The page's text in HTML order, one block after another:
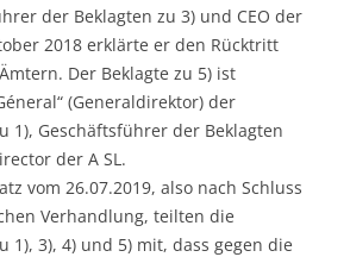
der Beklagten zu 3) und CEO der
2018 erklärte er den Rücktritt
Der Beklagte zu 5) ist
(Generaldirektor) der
1), Geschäftsführer der Beklagten
der A SL.
vom 26.07.2019, also nach Schluss
Verhandlung, teilten die
1), 3), 4) und 5) mit, dass gegen die